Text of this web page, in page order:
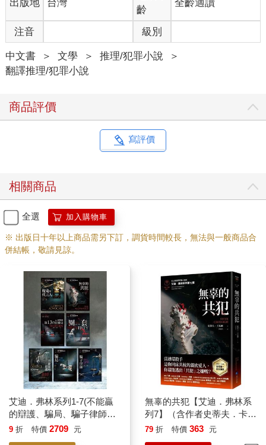
出版地 台灣
齡
全齡適讀
注音 級別
中文書 ＞ 文學 ＞ 推理/犯罪小說
＞
翻譯推理/犯罪小說
商品評價
寫評價
相關商品
全選 加入購物車
※ 出版日十年以上商品需另下訂，調貨時間較長，無法與一般商品合
併結帳，敬請見諒。
艾迪．弗林系列1-7(不能贏
的辯護、騙局、騙子律師、
第13位陪審員、圈套、魔鬼
9 折 特價 2709 元
無辜的共犯【艾迪．弗林系
列7】（含作者史蒂夫．卡瓦
納親筆簽名印刷扉頁與全球
79 折 特價 363 元